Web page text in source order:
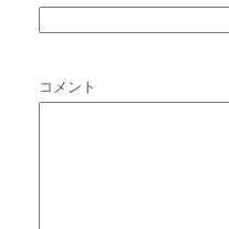
コメント